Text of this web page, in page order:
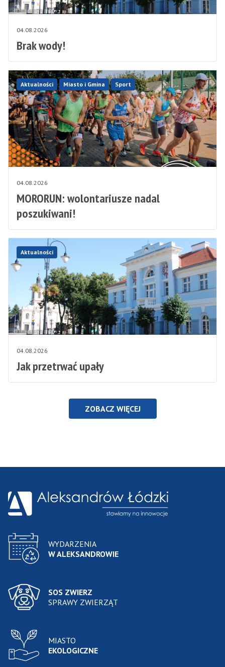
04.08.2026
Brak wody!
Aktualności Miasto i Gmina Sport
04.08.2026
MORORUN: wolontariusze nadal
poszukiwani!
Aktualności
04.08.2026
Jak przetrwać upały
ZOBACZ WIĘCEJ
WYDARZENIA
W ALEKSANDROWIE
SOS ZWIERZ
SPRAWY ZWIERZĄT
MIASTO
EKOLOGICZNE